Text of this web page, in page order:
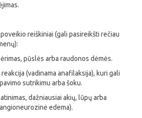
reiškiniai (gali pasireikšti rečiau
pūslės arba raudonos dėmės.
(vadinama anafilaksija), kuri gali
sutrikimu arba šoku.
dažniausiai akių, lūpų arba
edema).